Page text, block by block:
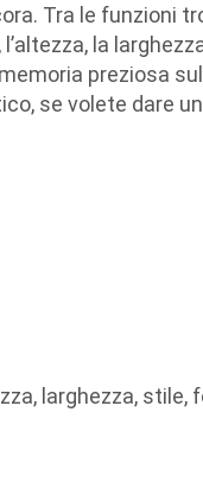
Tra le funzioni
la
preziosa sul
se volete dare
larghezza, stile,